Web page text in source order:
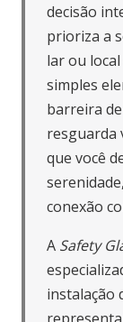
decisão
prioriza a
lar ou
simples
barreira
resguarda
que você
conexão
A Safety
instalação